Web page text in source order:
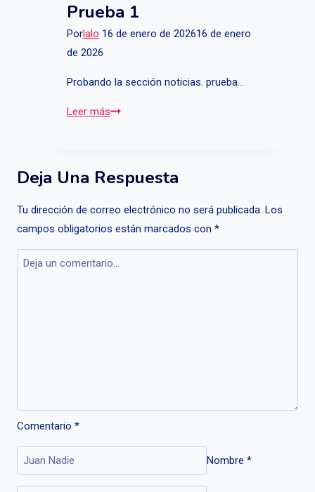
Prueba 1
Porlalo 16 de enero de 202616 de enero
de 2026
Probando la sección noticias. prueba…
Leer másprueba
Deja Una Respuesta
Tu dirección de correo electrónico no será publicada. Los
campos obligatorios están marcados con *
Comentario *
Nombre *